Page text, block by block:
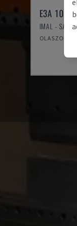
E3A 100/
IMAL -